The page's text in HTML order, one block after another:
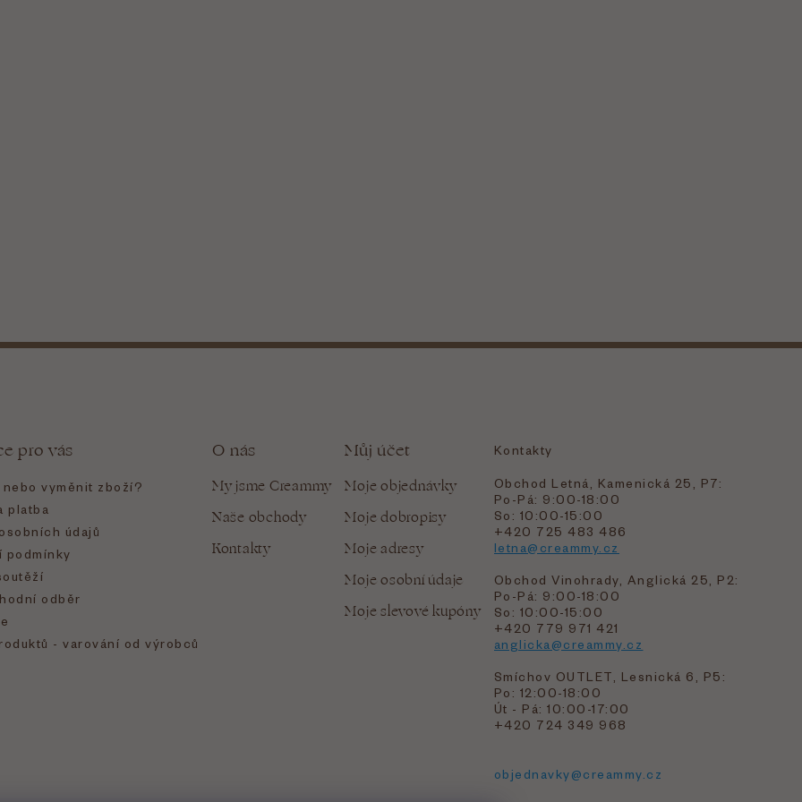
pro vás
vyměnit zboží?
platba
údajů
podmínky
odběr
- varování od výrobců
O nás
My jsme Creammy
Naše obchody
Kontakty
Můj účet
Moje objednávky
Moje dobropisy
Moje adresy
Moje osobní údaje
Moje slevové kupóny
Kontakty
Obchod Letná, Kamenická 25, P7:
Po-Pá: 9:00-18:00
So: 10:00-15:00
+420 725 483 486
letna@creammy.cz
Obchod Vinohrady, Anglická 25, P2:
Po-Pá: 9:00-18:00
So: 10:00-15:00
+420 779 971 421
anglicka@creammy.cz
Smíchov OUTLET, Lesnická 6, P5:
Po: 12:00-18:00
Út - Pá: 10:00-17:00
+420 724 349 968
objednavky@creammy.cz